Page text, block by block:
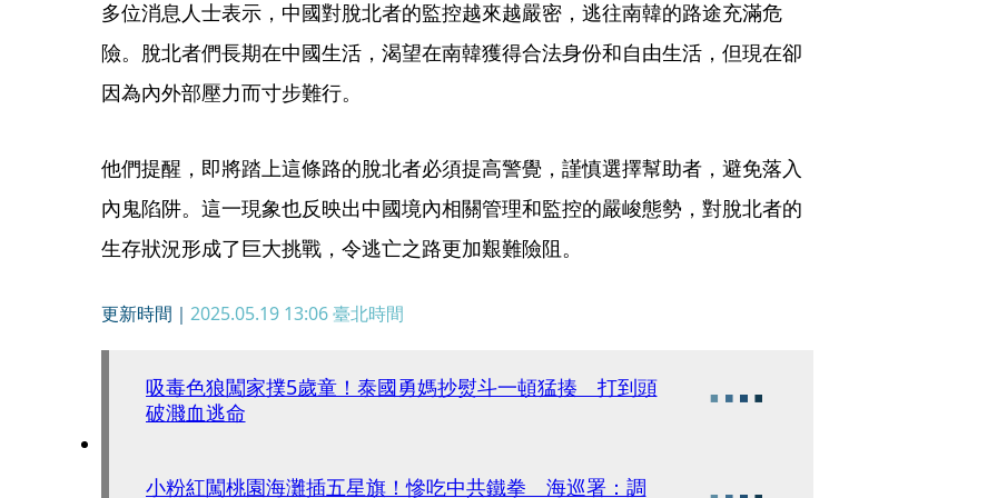
多位消息人士表示，中國對脫北者的監控越來越嚴密，逃往南韓的路途充滿危
險。脫北者們長期在中國生活，渴望在南韓獲得合法身份和自由生活，但現在卻
因為內外部壓力而寸步難行。
他們提醒，即將踏上這條路的脫北者必須提高警覺，謹慎選擇幫助者，避免落入
內鬼陷阱。這一現象也反映出中國境內相關管理和監控的嚴峻態勢，對脫北者的
生存狀況形成了巨大挑戰，令逃亡之路更加艱難險阻。
更新時間｜ 2025.05.19 13:06臺北時間
吸毒色狼闖家撲5歲童！泰國勇媽抄熨斗一頓猛揍 打到頭
破濺血逃命
小粉紅闖桃園海灘插五星旗！慘吃中共鐵拳 海巡署：調